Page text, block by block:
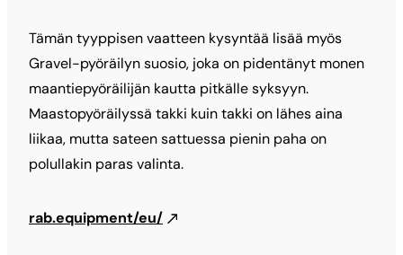
Tämän tyyppisen vaatteen kysyntää lisää myös
Gravel-pyöräilyn suosio, joka on pidentänyt monen
maantiepyöräilijän kautta pitkälle syksyyn.
Maastopyöräilyssä takki kuin takki on lähes aina
liikaa, mutta sateen sattuessa pienin paha on
polullakin paras valinta.
rab.equipment/eu/